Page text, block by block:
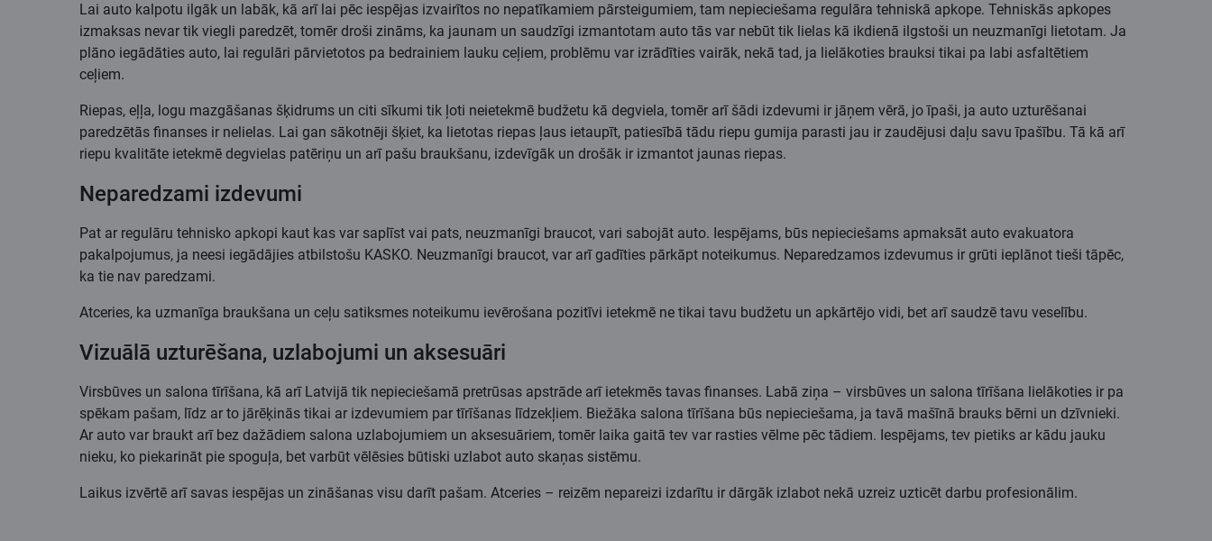
Lai auto kalpotu ilgāk un labāk, kā arī lai pēc iespējas izvairītos no nepatīkamiem pārsteigumiem, tam nepieciešama regulāra tehniskā apkope. Tehniskās apkopes
izmaksas nevar tik viegli paredzēt, tomēr droši zināms, ka jaunam un saudzīgi izmantotam auto tās var nebūt tik lielas kā ikdienā ilgstoši un neuzmanīgi lietotam. Ja
plāno iegādāties auto, lai regulāri pārvietotos pa bedrainiem lauku ceļiem, problēmu var izrādīties vairāk, nekā tad, ja lielākoties brauksi tikai pa labi asfaltētiem
ceļiem.
Riepas, eļļa, logu mazgāšanas šķidrums un citi sīkumi tik ļoti neietekmē budžetu kā degviela, tomēr arī šādi izdevumi ir jāņem vērā, jo īpaši, ja auto uzturēšanai
paredzētās finanses ir nelielas. Lai gan sākotnēji šķiet, ka lietotas riepas ļaus ietaupīt, patiesībā tādu riepu gumija parasti jau ir zaudējusi daļu savu īpašību. Tā kā arī
riepu kvalitāte ietekmē degvielas patēriņu un arī pašu braukšanu, izdevīgāk un drošāk ir izmantot jaunas riepas.
Neparedzami izdevumi
Pat ar regulāru tehnisko apkopi kaut kas var saplīst vai pats, neuzmanīgi braucot, vari sabojāt auto. Iespējams, būs nepieciešams apmaksāt auto evakuatora
pakalpojumus, ja neesi iegādājies atbilstošu KASKO. Neuzmanīgi braucot, var arī gadīties pārkāpt noteikumus. Neparedzamos izdevumus ir grūti ieplānot tieši tāpēc,
ka tie nav paredzami.
Atceries, ka uzmanīga braukšana un ceļu satiksmes noteikumu ievērošana pozitīvi ietekmē ne tikai tavu budžetu un apkārtējo vidi, bet arī saudzē tavu veselību.
Vizuālā uzturēšana, uzlabojumi un aksesuāri
Virsbūves un salona tīrīšana, kā arī Latvijā tik nepieciešamā pretrūsas apstrāde arī ietekmēs tavas finanses. Labā ziņa – virsbūves un salona tīrīšana lielākoties ir pa
spēkam pašam, līdz ar to jārēķinās tikai ar izdevumiem par tīrīšanas līdzekļiem. Biežāka salona tīrīšana būs nepieciešama, ja tavā mašīnā brauks bērni un dzīvnieki.
Ar auto var braukt arī bez dažādiem salona uzlabojumiem un aksesuāriem, tomēr laika gaitā tev var rasties vēlme pēc tādiem. Iespējams, tev pietiks ar kādu jauku
nieku, ko piekarināt pie spoguļa, bet varbūt vēlēsies būtiski uzlabot auto skaņas sistēmu.
Laikus izvērtē arī savas iespējas un zināšanas visu darīt pašam. Atceries – reizēm nepareizi izdarītu ir dārgāk izlabot nekā uzreiz uzticēt darbu profesionālim.